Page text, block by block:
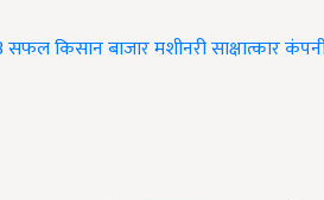
सफल किसानबाजारमशीनरीसाक्षात्कार